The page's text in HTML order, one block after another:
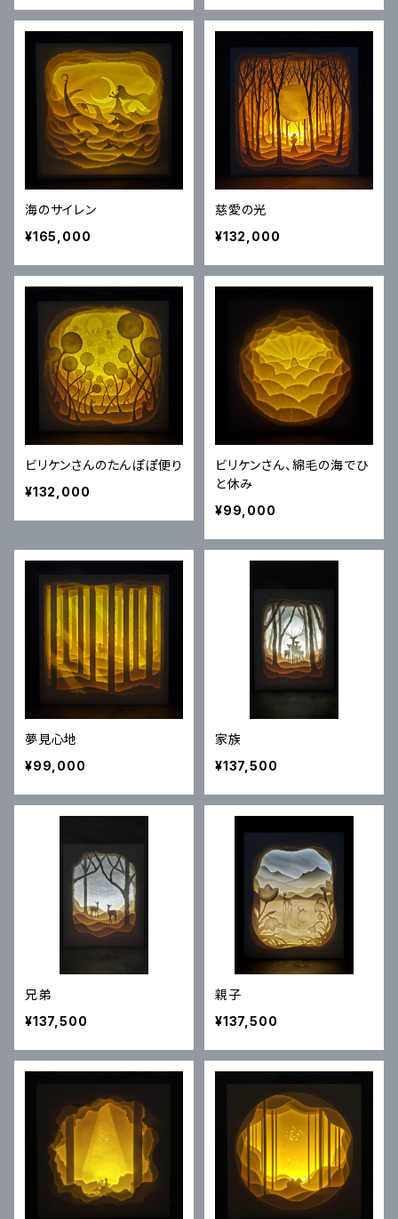
海のサイレン
¥165,000
慈愛の光
¥132,000
ビリケンさんのたんぽぽ便り
¥132,000
ビリケンさん、綿毛の海でひ
と休み
¥99,000
夢見心地
¥99,000
家族
¥137,500
兄弟
¥137,500
親子
¥137,500